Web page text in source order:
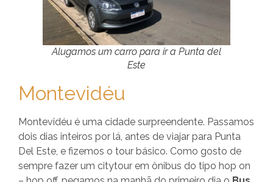
Alugamos um carro para ir a Punta del
Este
Montevidéu
Montevidéu é uma cidade surpreendente. Passamos
dois dias inteiros por lá, antes de viajar para Punta
Del Este, e fizemos o tour básico. Como gosto de
sempre fazer um citytour em ônibus do tipo hop on